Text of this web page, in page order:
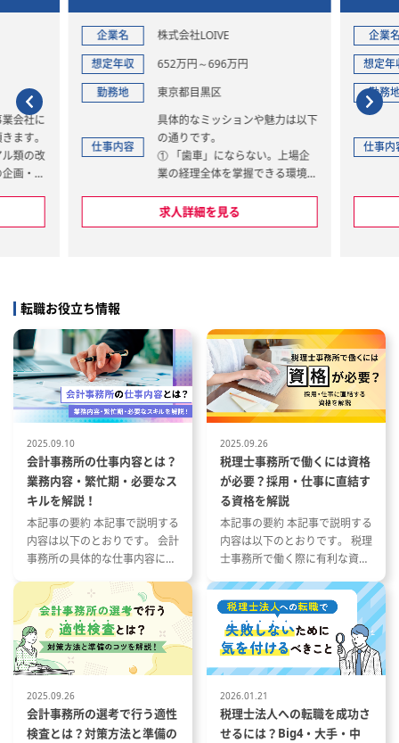
会社に
ます。
類の改
画・品
取引関
総務、
的に点
応じて
た取組
しま
場設備
工場監
づき監
行い、
を行い
4名程
で、そ
め1～2
いしま
企業名
株式会社LOIVE
想定年収
652万円～696万円
勤務地
東京都目黒区
仕事内容
具体的なミッションや魅力は以下
の通りです。
① 「歯車」にならない。上場企
業の経理全体を掌握できる環境
「ど真ん中」で業務改善をリード
③ CFO・管理部GM直下で動け
＜その他業務＞
・売上計上（店舗会員会費デー
タ）の集計/計上業務
・会計ソフト（勘定奉行）を使用
した経理処理業務
・固定資産ソフト（固定資産奉
行）を使用した固定資産管理業務
・経費精算業務・在庫処理業務・
小口現金処理業務 など
求人詳細を見る
バー
企業
想定年
勤務
仕事内
転職お役立ち情報
2025.09.10
会計事務所の仕事内容とは？
業務内容・繁忙期・必要なス
キルを解説！
本記事の要約 本記事で説明する
内容は以下のとおりです。 会計
事務所の具体的な仕事内容につ
繁忙期について 会計事務所で働
く際に役立つ資格や経験につい
て
2025.09.26
税理士事務所で働くには資格
が必要？採用・仕事に直結す
る資格を解説
本記事の要約 本記事で説明する
内容は以下のとおりです。 税理
士事務所で働く際に有利な資格
内容と資格が与える影響 資格や
スキルを活かした税理士事務所
への転職成功事例
2025.09.26
会計事務所の選考で行う適性
検査とは？対策方法と準備の
2026.01.21
税理士法人への転職を成功さ
せるには？Big4・大手・中